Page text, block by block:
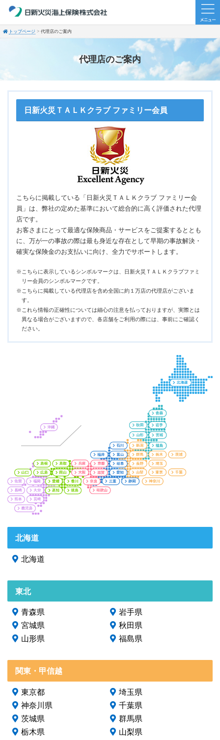
トップページ 代理店のご案内
代理店のご案内
日新火災ＴＡＬＫクラブ ファミリー会員
こちらに掲載している「日新火災ＴＡＬＫクラブ ファミリー会
員」は、弊社の定めた基準において総合的に高く評価された代理
店です。
お客さまにとって最適な保険商品・サービスをご提案するととも
に、万が一の事故の際は最も身近な存在として早期の事故解決・
確実な保険金のお支払いに向け、全力でサポートします。
※こちらに表示しているシンボルマークは、日新火災ＴＡＬＫクラブファミ
リー会員のシンボルマークです。
※こちらに掲載している代理店を含め全国に約１万店の代理店がございま
す。
※これら情報の正確性については細心の注意を払っておりますが、実際とは
異なる場合がございますので、各店舗をご利用の際には、事前にご確認く
ださい。
北海道
北海道
東北
青森県
岩手県
宮城県
秋田県
山形県
福島県
関東・甲信越
東京都
埼玉県
神奈川県
千葉県
茨城県
群馬県
栃木県
山梨県